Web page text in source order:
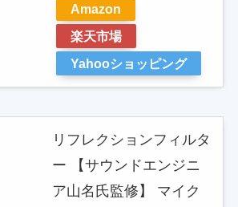
Amazon
楽天市場
Yahooショッピング
リフレクションフィルタ
ー 【サウンドエンジニ
ア山名氏監修】 マイク